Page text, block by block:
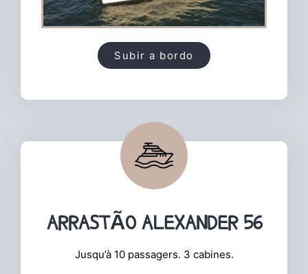
Subir a bordo
ARRASTÃO ALEXANDER 56
Jusqu’à 10 passagers. 3 cabines.